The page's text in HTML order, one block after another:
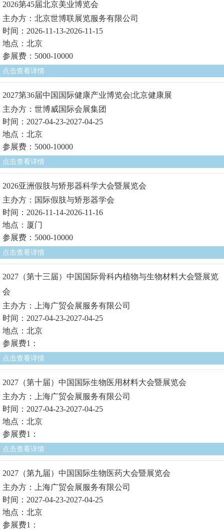
2026第45届北京美业博览会
主办方：北京世博联展览服务有限公司
时间：2026-11-13-2026-11-15
地点：北京
参展费：5000-10000
点击查看详情
2027第36届中国国际健康产业博览会|北京健康展
主办方：世博威国际会展集团
时间：2027-04-23-2027-04-25
地点：北京
参展费：5000-10000
点击查看详情
2026亚洲假肢与矫形器科学大会暨展览会
主办方：国际假肢与矫形器学会
时间：2026-11-14-2026-11-16
地点：厦门
参展费：5000-10000
点击查看详情
2027（第十三届）中国国际骨科内植物与生物材料大会暨展览
会
主办方：上海广贸会展服务有限公司
时间：2027-04-23-2027-04-25
地点：北京
参展费1：
点击查看详情
2027（第十届）中国国际生物医用材料大会暨展览会
主办方：上海广贸会展服务有限公司
时间：2027-04-23-2027-04-25
地点：北京
参展费1：
点击查看详情
2027（第九届）中国国际生物医药大会暨展览会
主办方：上海广贸会展服务有限公司
时间：2027-04-23-2027-04-25
地点：北京
参展费1：